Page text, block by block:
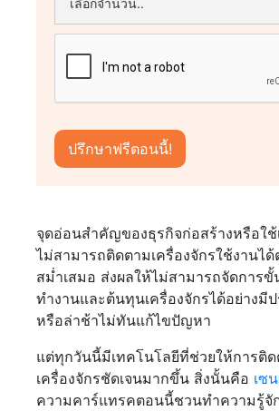
จุดอ่อนสำคัญของธุรกิจก่อสร้างหรือใช้
ไม่สามารถติดตามเครื่องจักรใช้งานไ
สม่ำเสมอ ส่งผลให้ไม่สามารถจัดการ
ทำงานและต้นทุนเครื่องจักรได้อย่างมี
หรือล่าช้าไม่ทันแก้ไขปัญหา
แต่ทุกวันนี้มีเทคโนโลยีที่ช่วยให้การติ
เครื่องจักรชัดเจนมากขึ้น สิ่งนั้นคือ เซ
ความคาร์แทรคตอนนี้ชวนทำความรู้จั